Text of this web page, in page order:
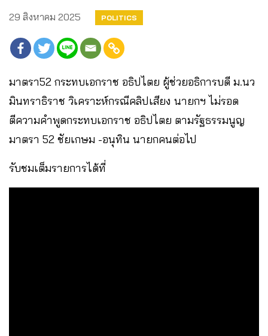
29 สิงหาคม 2025 POLITICS
มาตรา52 กระทบเอกราช อธิปไตย ผู้ช่วยอธิการบดี ม.นว
มินทราธิราช วิเคราะห์กรณีคลิปเสียง นายกฯ ไม่รอด
ตีความคำพูดกระทบเอกราช อธิปไตย ตามรัฐธรรมนูญ
มาตรา 52 ชัยเกษม -อนุทิน นายกคนต่อไป
รับชมเต็มรายการได้ที่